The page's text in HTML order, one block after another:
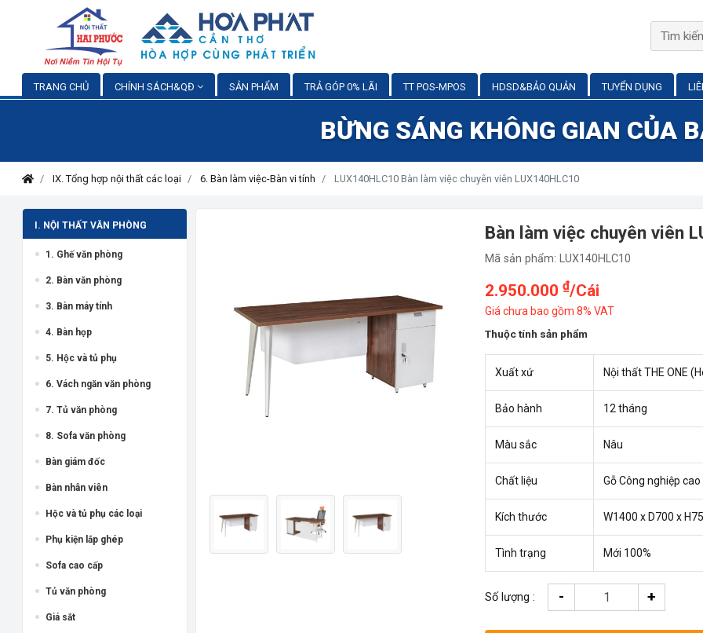
TRANG CHỦ CHÍNH SÁCH&QĐ SẢN PHẨM TRẢ GÓP 0% LÃI TT POS-MPOS HDSD&BẢO QUẢN TUYỂN DỤNG
BỪNG SÁNG KHÔNG GIAN CỦA
IX. Tổng hợp nội thất các loại 6. Bàn làm việc-Bàn vi tính LUX140HLC10 Bàn làm việc chuyên viên LUX140HLC10
I. NỘI THẤT VĂN PHÒNG
1. Ghế văn phòng
2. Bàn văn phòng
3. Bàn máy tính
4. Bàn họp
5. Hộc và tủ phụ
6. Vách ngăn văn phòng
7. Tủ văn phòng
8. Sofa văn phòng
Bàn giám đốc
Bàn nhân viên
Hộc và tủ phụ các loại
Phụ kiện lắp ghép
Sofa cao cấp
Tủ văn phòng
Giá sắt
Bàn làm việc chuyên viên
Mã sản phẩm: LUX140HLC10
2.950.000₫/Cái
Giá chưa bao gồm 8% VAT
Thuộc tính sản phẩm
Xuất xứ Nội thất THE ONE
Bảo hành 12 tháng
Màu sắc Nâu
Chất liệu Gỗ Công nghiệp cao
Kích thước W1400 x D700 x
Tình trạng Mới 100%
Số lượng : - +